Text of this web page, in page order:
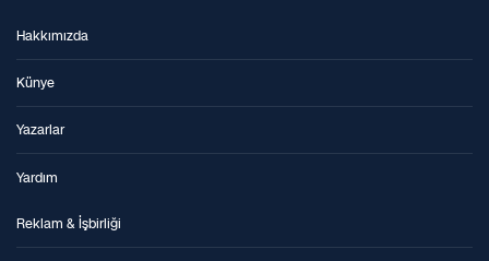
Hakkımızda
Künye
Yazarlar
Yardım
Reklam & İşbirliği